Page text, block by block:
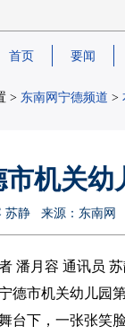
首页 要闻
> 东南网宁德频道 >
机关幼
苏静 来源：东南
潘月容 通讯员
市机关幼儿园
台下，一张张笑